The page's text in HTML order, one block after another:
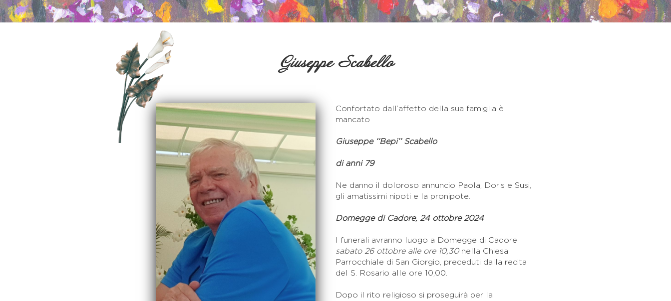
Giuseppe Scabello
Confortato dall’affetto della sua famiglia è
mancato
Giuseppe ‘‘Bepi’’ Scabello
di anni 79
Ne danno il doloroso annuncio Paola, Doris e Susi,
gli amatissimi nipoti e la pronipote.
Domegge di Cadore, 24 ottobre 2024
I funerali avranno luogo a Domegge di Cadore
sabato 26 ottobre alle ore 10,30nella Chiesa
Parrocchiale di San Giorgio, preceduti dalla recita
del S. Rosario alle ore 10,00.
Dopo il rito religioso si proseguirà per la